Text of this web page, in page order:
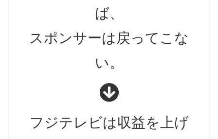
ば、
スポンサーは戻ってこな
い。
フジテレビは収益を上げ